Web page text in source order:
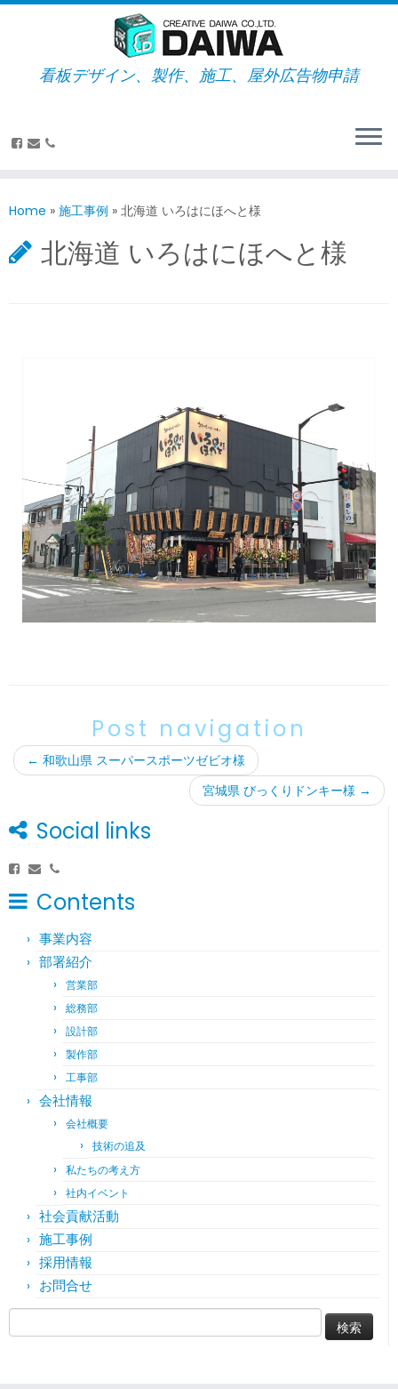
看板デザイン、製作、施工、屋外広告物申請
Home » 施工事例 » 北海道 いろはにほへと様
北海道 いろはにほへと様
Post navigation
← 和歌山県 スーパースポーツゼビオ様
宮城県 びっくりドンキー様 →
Social links
Contents
事業内容
部署紹介
営業部
総務部
設計部
製作部
工事部
会社情報
会社概要
技術の追及
私たちの考え方
社内イベント
社会貢献活動
施工事例
採用情報
お問合せ
索: